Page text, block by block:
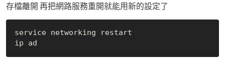
存檔離開 再把網路服務重開就能用新的設定了
service networking restart